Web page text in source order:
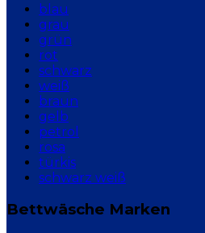
blau
grau
grün
rot
schwarz
weiß
braun
gelb
petrol
rosa
türkis
schwarz weiß
Bettwäsche Marken